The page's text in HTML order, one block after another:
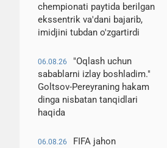
chempionati paytida berilgan
ekssentrik va'dani bajarib,
imidjini tubdan o'zgartirdi
06.08.26
"Oqlash uchun
sabablarni izlay boshladim."
Goltsov-Pereyraning hakam
dinga nisbatan tanqidlari
haqida
06.08.26
FIFA jahon